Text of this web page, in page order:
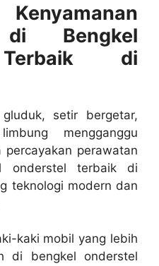
di Bengkel
di
setir bergetar,
mengganggu
perawatan
onderstel terbaik di
teknologi modern dan
kaki mobil yang lebih
di bengkel onderstel